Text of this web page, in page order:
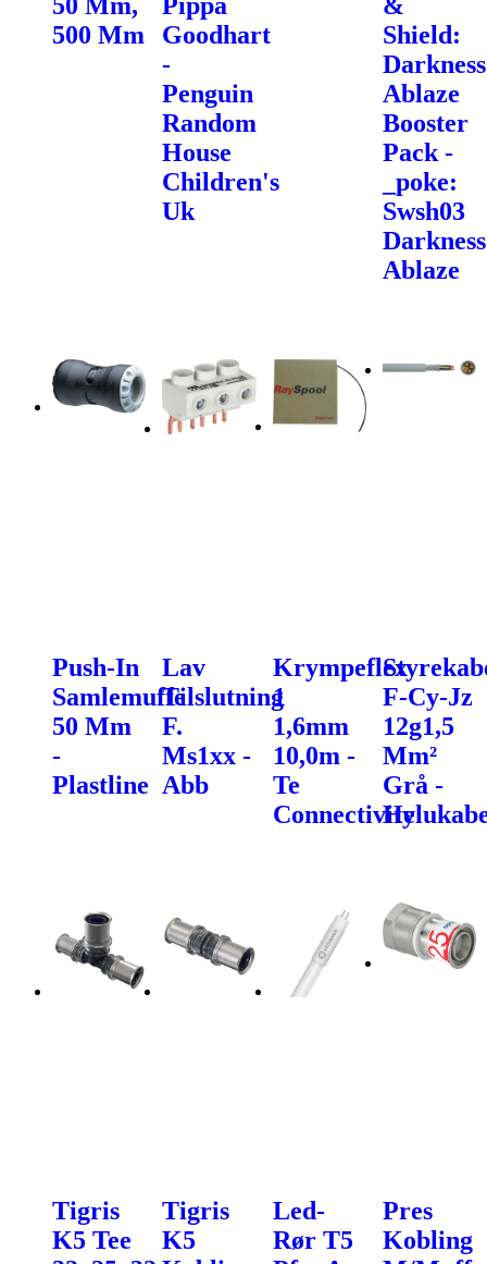
500 Mm
Goodhart
-
Penguin
Random
House
Children's
Uk
Shield:
Darkness
Ablaze
Booster
Pack -
_poke:
Swsh03
Darkness
Ablaze
Push-In
Samlemuffe
50 Mm
-
Plastline
Lav
Tilslutning
F.
Ms1xx -
Abb
Krympeflex
1
1,6mm
10,0m -
Te
Connectivity
F-Cy-Jz
12g1,5
Mm²
Grå -
Tigris
K5 Tee
Tigris
K5
Led-
Rør T5
Pres
Kobling